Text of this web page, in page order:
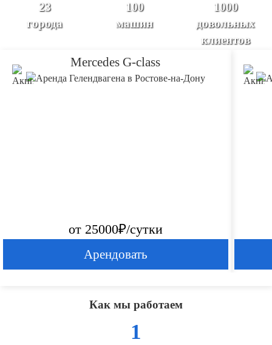
23
города
100
машин
1000
довольных
клиентов
Mercedes G-class
от 25000₽/сутки
Арендовать
Как мы работаем
1